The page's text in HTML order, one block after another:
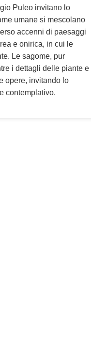
Puleo invitano lo
umane si mescolano
accenni di paesaggi
e onirica, in cui le
Le sagome, pur
i dettagli delle piante e
opere, invitando lo
contemplativo.